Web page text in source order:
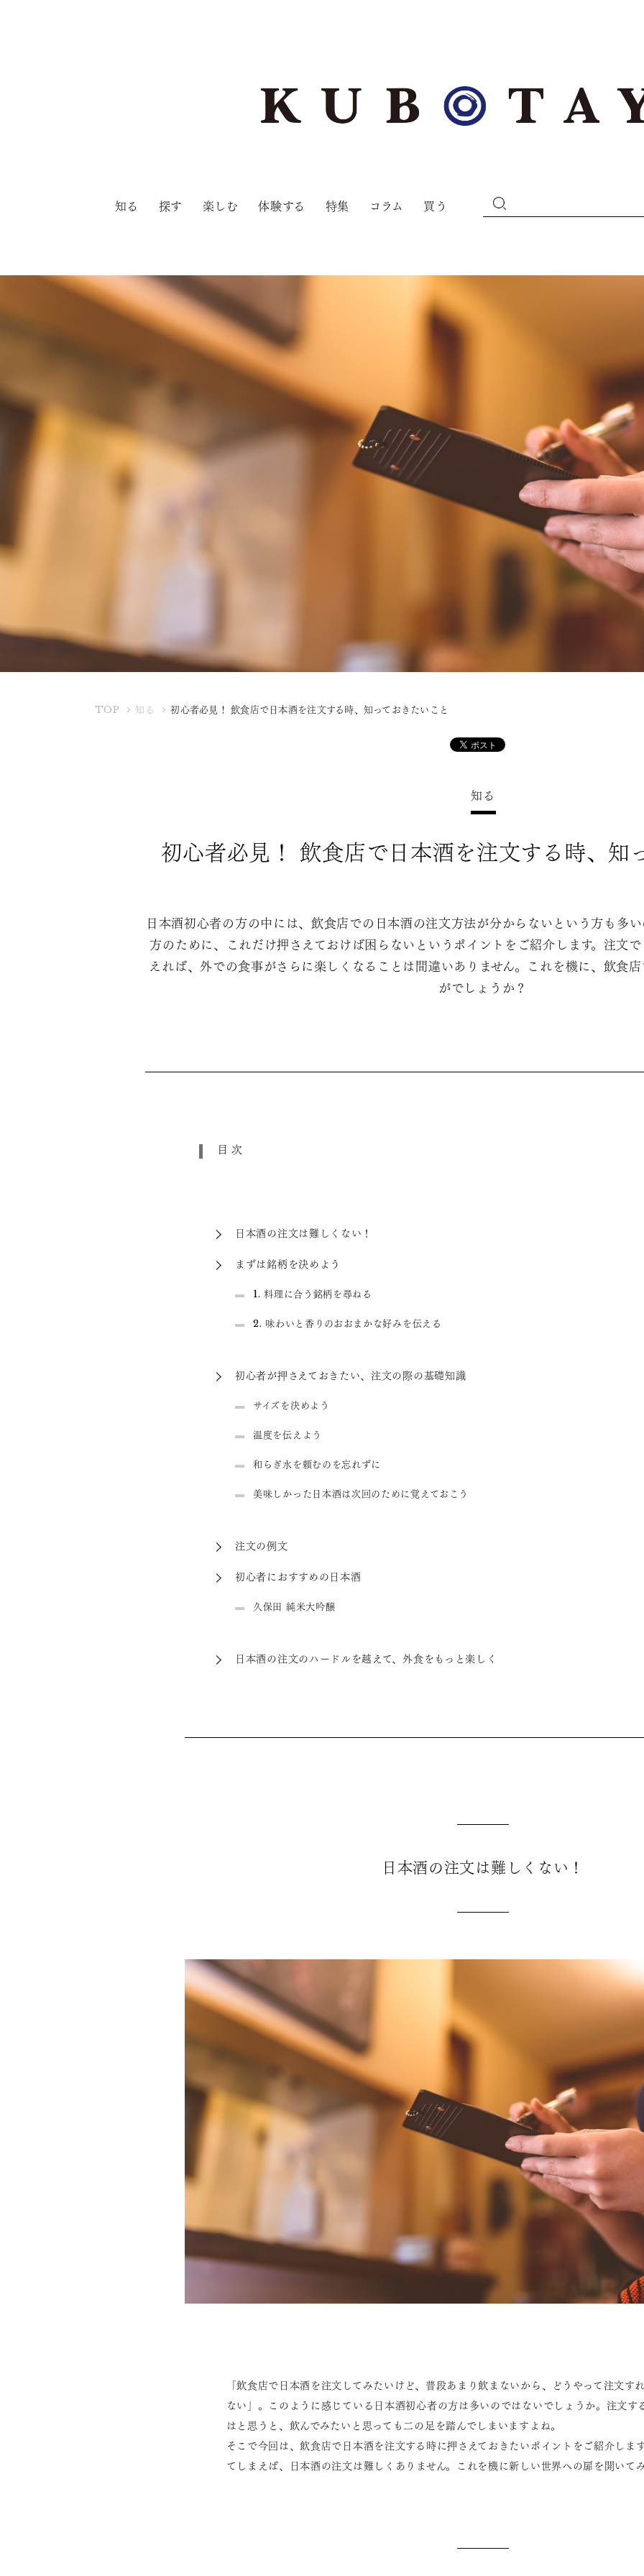
知る 探す 楽しむ 体験する 特集 コラム 買う
TOPK
知る 初心者必見！ 飲食店で日本酒を注文する時、知っておきたいこと
知る
初心者必見！ 飲食店で日本酒を注文する時、知
日本酒初心者の方の中には、飲食店での日本酒の注文方法が分からないという方も多
方のために、これだけ押さえておけば困らないというポイントをご紹介します。注文
えれば、外での食事がさらに楽しくなることは間違いありません。これを機に、飲食
がでしょうか？
目次
日本酒の注文は難しくない！
まずは銘柄を決めよう
1. 料理に合う銘柄を尋ねる
2. 味わいと香りのおおまかな好みを伝える
初心者が押さえておきたい、注文の際の基礎知識
サイズを決めよう
温度を伝えよう
和らぎ水を頼むのを忘れずに
美味しかった日本酒は次回のために覚えておこう
注文の例文
初心者におすすめの日本酒
久保田 純米大吟醸
日本酒の注文のハードルを越えて、外食をもっと楽しく
日本酒の注文は難しくない！
「飲食店で日本酒を注文してみたいけど、普段あまり飲まないから、どうやって注文す
ない」。このように感じている日本酒初心者の方は多いのではないでしょうか。注文す
はと思うと、飲んでみたいと思っても二の足を踏んでしまいますよね。
そこで今回は、飲食店で日本酒を注文する時に押さえておきたいポイントをご紹介しま
てしまえば、日本酒の注文は難しくありません。これを機に新しい世界への扉を開いて